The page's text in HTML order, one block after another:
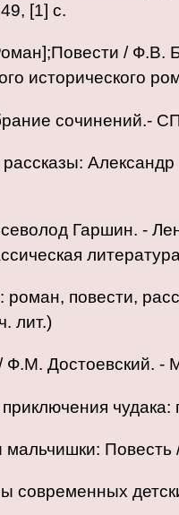
[1] с.
/ Ф.В.
исторического
сочинений.-
Гаршин. -
роман, повести,
лит.)
Ф.М. Достоевский. -
Повесть
современных